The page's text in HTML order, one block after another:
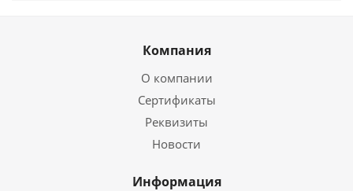
Компания
О компании
Сертификаты
Реквизиты
Новости
Информация